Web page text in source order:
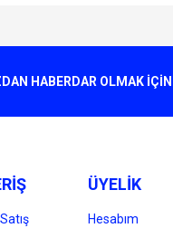
görüntülenemiyor.
olmalı.
HABERDAR OLMAK
ÜYELİK
Hesabım